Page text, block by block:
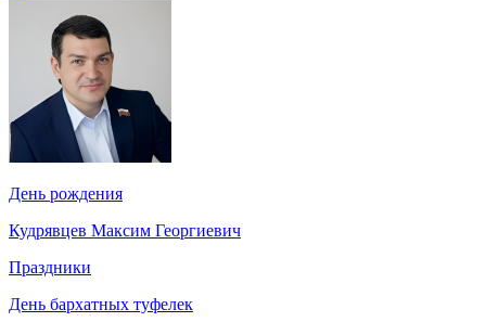
День рождения
Кудрявцев Максим Георгиевич
Праздники
День бархатных туфелек